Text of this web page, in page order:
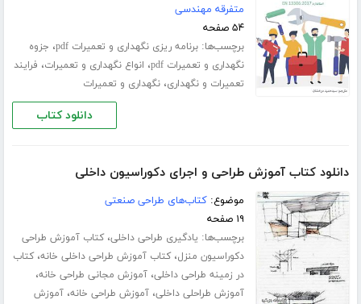
متفرقه مهندسی
۵۴ صفحه
برچسب‌ها:برنامه ریزی نگهداری و تعمیرات pdf ، جزوه
نگهداری و تعمیرات pdf
، انواع نگهداری و تعمیرات، فرایند
تعمیرات و نگهداری،نگهداری و تعمیرات
دانلود کتاب
دانلود کتاب آموزش طراحی و اجرای دکوراسیون داخلی
موضوع:کتاب‌های طراحی صنعتی
۱۹ صفحه
برچسب‌ها: یادگیری طراحی داخلی،کتاب آموزش طراحی
دکوراسیون منزل،کتاب آموزش طراحی داخلی خانه،کتاب
در زمینه طراحی داخلی،آموزش مجانی طراحی خانه،
آموزش طراحلی داخلی،آموزش طراحی خانه،آموزش